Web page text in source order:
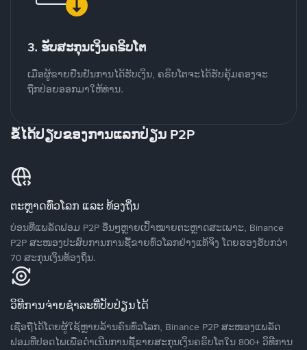
3. ຮັບສະກຸນເງິນຄຣິບໂຕ
ເມື່ອຜູ້ຂາຍຢືນຢັນການໄດ້ຮັບເງິນ, ຄຣິບໂຕຈະໄດ້ຮັບຄຸ້ມຄອງຈະ
ຖືກປ່ອຍອອກມາໃຫ້ທ່ານ.
ຂໍ້ໄດ້ປຽບຂອງການແລກປ່ຽນ P2P
ຕະຫຼາດທົ່ວໂລກ ແລະ ທ້ອງຖິ່ນ
ບ່ອນທີ່ແພລັດຟອມ P2P ອື່ນໆຫຼາຍເປົ້າໝາຍຕະຫຼາດສະເພາະ, Binance
P2P ສະໜອງປະສົບການການຊື້ຂາຍທົ່ວໂລກຢ່າງແທ້ຈິງ ໂດຍຮອງຮັບກວ່າ
70 ສະກຸນເງິນທ້ອງຖິ່ນ.
ວິທີການຈ່າຍຊຳລະທີ່ປັບປ່ຽນໄດ້
ເຊື່ອຖືໄດ້ໂດຍຜູ້ໃຊ້ຫຼາຍລ້ານຄົນທົ່ວໂລກ, Binance P2P ສະໜອງແພລັດ
ຟອມທີ່ປອດໄພເພື່ອດໍາເນີນການຊື້ຂາຍສະກຸນເງິນຄຣິບໂຕໃນ 800+ ວິທີການ